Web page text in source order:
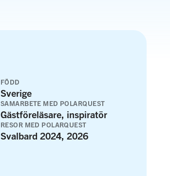
FÖDD
Sverige
SAMARBETE MED POLARQUEST
Gästföreläsare, inspiratör
RESOR MED POLARQUEST
Svalbard 2024, 2026